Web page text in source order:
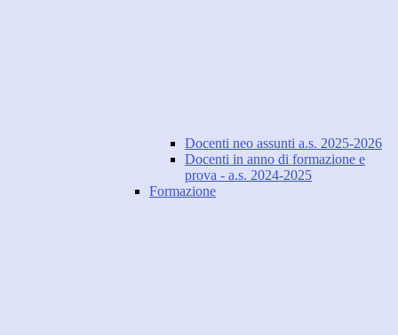
Docenti neo assunti a.s. 2025-2026
Docenti in anno di formazione e
prova - a.s. 2024-2025
Formazione